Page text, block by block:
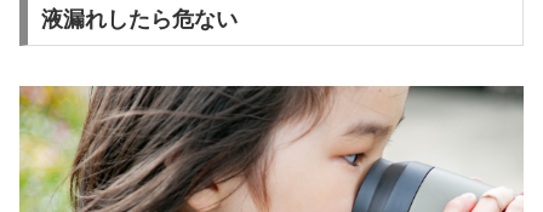
液漏れしたら危ない